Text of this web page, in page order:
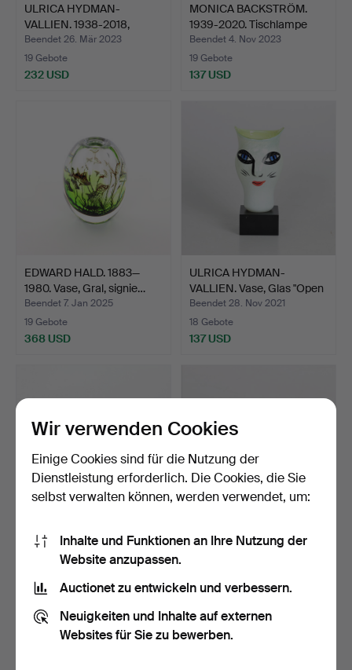
ULRICA HYDMAN-
VALLIEN. 1938-2018,
Glaskuns…
Beendet 26. Mär 2023
19 Gebote
232 USD
MONICA BACKSTRÖM.
1939-2020. Tischlampe
au…
Beendet 4. Nov 2023
19 Gebote
137 USD
EDWARD HALD. 1883—
1980. Vase, Gral, signie…
Beendet 7. Jan 2025
19 Gebote
368 USD
ULRICA HYDMAN-
VALLIEN. Vase, Glas "Open
Mi…
Beendet 28. Nov 2021
18 Gebote
137 USD
OIVA TOIKKA. 1931—2019.
Glasvogel, Nuutajä…
Beendet 14. Jun 2025
18 Gebote
EDWARD HALD. 1883-
1980, VAS, Glas, "Fiskgr…
17 Gebote
Wir verwenden Cookies
Einige Cookies sind für die Nutzung der
Dienstleistung erforderlich. Die Cookies, die Sie
selbst verwalten können, werden verwendet, um:
Inhalte und Funktionen an Ihre Nutzung der
Website anzupassen.
Auctionet zu entwickeln und verbessern.
Neuigkeiten und Inhalte auf externen
Websites für Sie zu bewerben.